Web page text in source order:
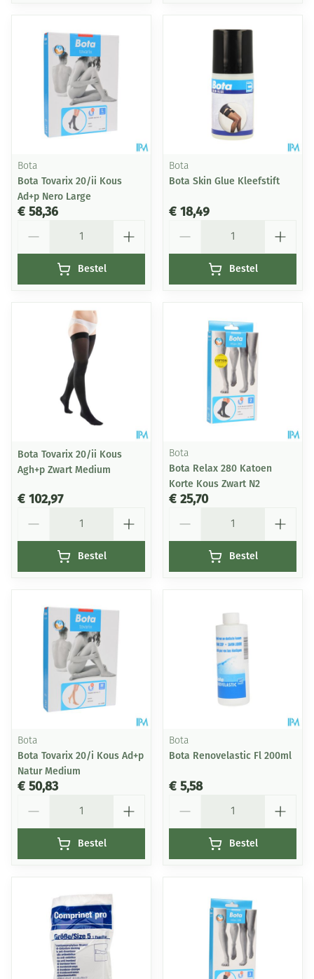
Bota
Bota Tovarix 20/ii Kous
Ad+p Nero Large
€ 58,36
Bestel
Bota
Bota Skin Glue Kleefstift
€ 18,49
Bestel
Bota Tovarix 20/ii Kous
Agh+p Zwart Medium
€ 102,97
Bestel
Bota
Bota Relax 280 Katoen
Korte Kous Zwart N2
€ 25,70
Bestel
Bota
Bota Tovarix 20/i Kous Ad+p
Natur Medium
€ 50,83
Bestel
Bota
Bota Renovelastic Fl 200ml
€ 5,58
Bestel